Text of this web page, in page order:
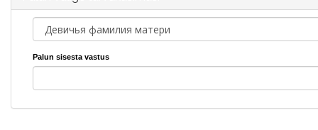
Palun sisesta vastus